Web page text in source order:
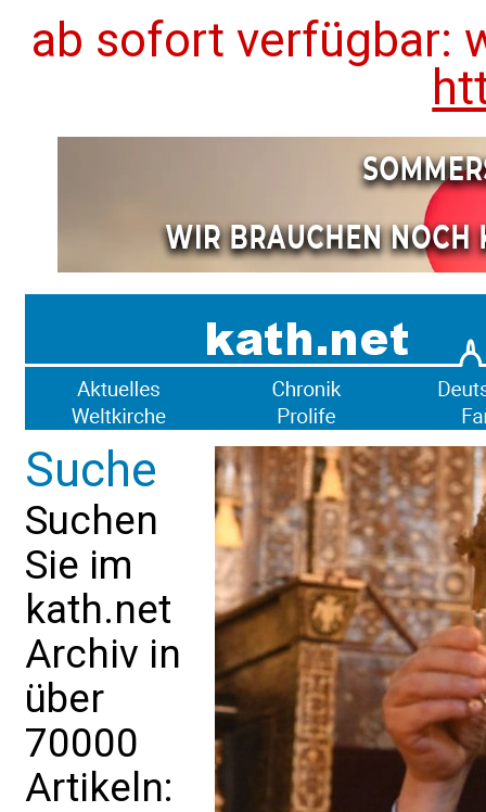
ab sofort verfügbar:
Suche
Suchen
Sie im
kath.net
Archiv in
über
70000
Artikeln: